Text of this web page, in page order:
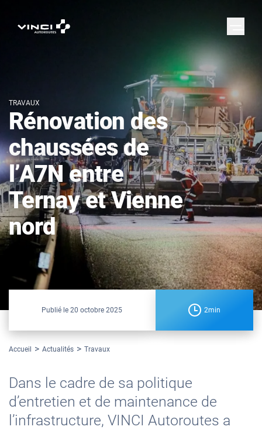
TRAVAUX
Rénovation des
chaussées de
l’A7N entre
Ternay et Vienne
nord
Publié le20 octobre 2025 2min
Accueil Actualités Travaux
Dans le cadre de sa politique
d’entretien et de maintenance de
l’infrastructure, VINCI Autoroutes a